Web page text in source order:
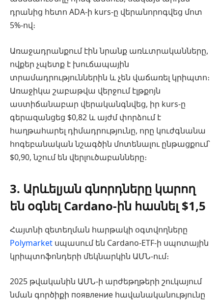
դրանից հետո ADA-ի kurs-ը վերանորոգվեց մոտ
5%-ով։
Առաջադրանքում էին նրանք առևտրականները,
ովքեր չպետք է խուճապային
տրամադրություններին և չեն վաճառել կրիպտո։
Առաջիկա շաբաթվա վերջում էլթքոյն
աստիճանաբար վերականգնվեց, իր kurs-ը
գերազանցեց $0,82 և այժմ փորձում է
հաղթահարել դիմադրությունը, որը կուժգնանա
հոգեբանական նշագծին մոտենալու ընթացքում՝
$0,90, նշում են վերլուծաբանները։
3. Արևելյան գնորդները կարող
են օգնել Cardano-ին հասնել $1,5
Հայտնի զետեղման հարթակի օգտվողները
Polymarket սպասում են Cardano-ETF-ի սպոտային
կրիպտոֆոնդերի մեկնարկին ԱՄՆ-ում։
2025 թվականին ԱՄՆ-ի արժեթղթերի շուկայում
նման գործիքի появление հավանականությունը